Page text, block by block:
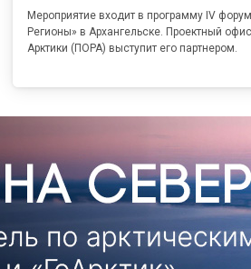
Мероприятие входит в программу IV
Регионы» в Архангельске. Проектный
Арктики (ПОРА) выступит его партнером.